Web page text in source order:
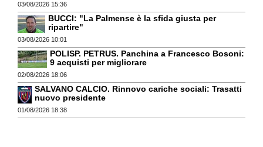
03/08/2026 15:36
BUCCI: "La Palmense è la sfida giusta per
ripartire"
03/08/2026 10:01
POLISP. PETRUS. Panchina a Francesco Bosoni:
9 acquisti per migliorare
02/08/2026 18:06
SALVANO CALCIO. Rinnovo cariche sociali: Trasatti
nuovo presidente
01/08/2026 18:38